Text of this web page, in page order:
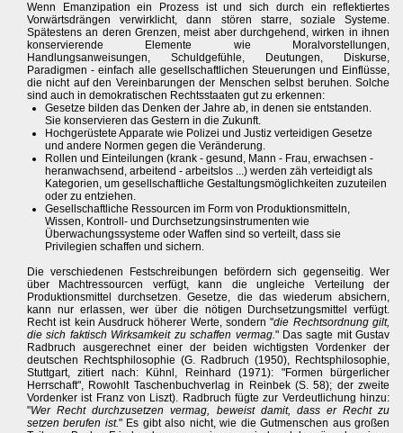
Wenn Emanzipation ein Prozess ist und sich durch ein reflektiertes
Vorwärtsdrängen verwirklicht, dann stören starre, soziale Systeme.
Spätestens an deren Grenzen, meist aber durchgehend, wirken in ihnen
konservierende Elemente wie Moralvorstellungen,
Handlungsanweisungen, Schuldgefühle, Deutungen, Diskurse,
Paradigmen - einfach alle gesellschaftlichen Steuerungen und Einflüsse,
die nicht auf den Vereinbarungen der Menschen selbst beruhen. Solche
sind auch in demokratischen Rechtsstaaten gut zu erkennen:
Gesetze bilden das Denken der Jahre ab, in denen sie entstanden.
Sie konservieren das Gestern in die Zukunft.
Hochgerüstete Apparate wie Polizei und Justiz verteidigen Gesetze
und andere Normen gegen die Veränderung.
Rollen und Einteilungen (krank - gesund, Mann - Frau, erwachsen -
heranwachsend, arbeitend - arbeitslos ...) werden zäh verteidigt als
Kategorien, um gesellschaftliche Gestaltungsmöglichkeiten zuzuteilen
oder zu entziehen.
Gesellschaftliche Ressourcen im Form von Produktionsmitteln,
Wissen, Kontroll- und Durchsetzungsinstrumenten wie
Überwachungssysteme oder Waffen sind so verteilt, dass sie
Privilegien schaffen und sichern.
Die verschiedenen Festschreibungen befördern sich gegenseitig. Wer
über Machtressourcen verfügt, kann die ungleiche Verteilung der
Produktionsmittel durchsetzen. Gesetze, die das wiederum absichern,
kann nur erlassen, wer über die nötigen Durchsetzungsmittel verfügt.
Recht ist kein Ausdruck höherer Werte, sondern "die Rechtsordnung gilt,
die sich faktisch Wirksamkeit zu schaffen vermag." Das sagte mit Gustav
Radbruch ausgerechnet einer der beiden wichtigsten Vordenker der
deutschen Rechtsphilosophie (G. Radbruch (1950), Rechtsphilosophie,
Stuttgart, zitiert nach: Kühnl, Reinhard (1971): "Formen bürgerlicher
Herrschaft", Rowohlt Taschenbuchverlag in Reinbek (S. 58); der zweite
Vordenker ist Franz von Liszt). Radbruch fügte zur Verdeutlichung hinzu:
"Wer Recht durchzusetzen vermag, beweist damit, dass er Recht zu
setzen berufen ist." Es gibt also nicht, wie die Gutmenschen aus großen